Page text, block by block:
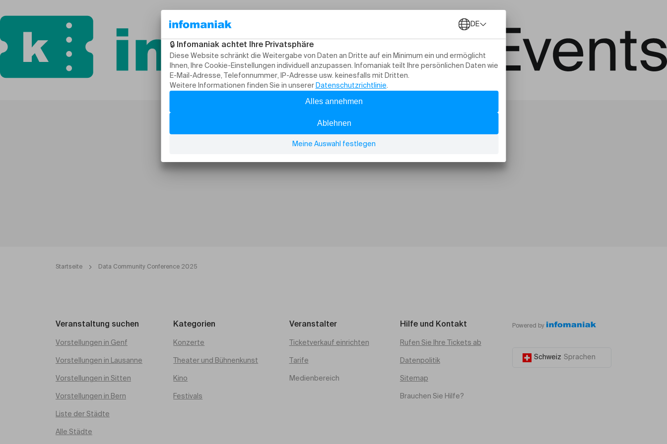
Startseite Data Community Conference 2025
Veranstaltung suchen
Vorstellungen in Genf
Vorstellungen in Lausanne
Vorstellungen in Sitten
Vorstellungen in Bern
Liste der Städte
Alle Städte
Kategorien
Konzerte
Theater und Bühnenkunst
Kino
Festivals
Veranstalter
Ticketverkauf einrichten
Tarife
Medienbereich
Hilfe und Kontakt
Rufen Sie Ihre Tickets ab
Datenpolitik
Sitemap
Brauchen Sie Hilfe?
Powered by
Schweiz Sprachen